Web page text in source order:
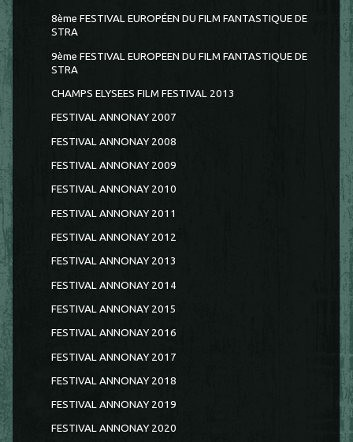
8ème FESTIVAL EUROPÉEN DU FILM FANTASTIQUE DE
STRA
9ème FESTIVAL EUROPEEN DU FILM FANTASTIQUE DE
STRA
CHAMPS ELYSEES FILM FESTIVAL 2013
FESTIVAL ANNONAY 2007
FESTIVAL ANNONAY 2008
FESTIVAL ANNONAY 2009
FESTIVAL ANNONAY 2010
FESTIVAL ANNONAY 2011
FESTIVAL ANNONAY 2012
FESTIVAL ANNONAY 2013
FESTIVAL ANNONAY 2014
FESTIVAL ANNONAY 2015
FESTIVAL ANNONAY 2016
FESTIVAL ANNONAY 2017
FESTIVAL ANNONAY 2018
FESTIVAL ANNONAY 2019
FESTIVAL ANNONAY 2020